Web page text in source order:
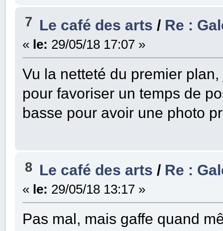
7 Le café des arts / Re :
« le: 29/05/18 17:07 »
Vu la netteté du premier
pour favoriser un temps de
basse pour avoir une photo
8 Le café des arts / Re :
« le: 29/05/18 13:17 »
Pas mal, mais gaffe quand